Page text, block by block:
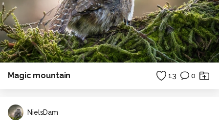
Magic mountain 13 0
NielsDam